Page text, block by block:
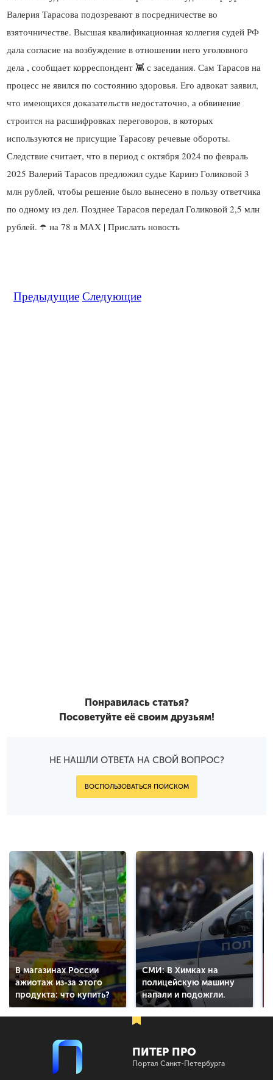
Валерия Тарасова подозревают в посредничестве во
взяточничестве. Высшая квалификационная коллегия судей РФ
дала согласие на возбуждение в отношении него уголовного
дела , сообщает корреспондент 👾 с заседания. Сам Тарасов на
процесс не явился по состоянию здоровья. Его адвокат заявил,
что имеющихся доказательств недостаточно, а обвинение
строится на расшифровках переговоров, в которых
используются не присущие Тарасову речевые обороты.
Следствие считает, что в период с октября 2024 по февраль
2025 Валерий Тарасов предложил судье Каринэ Голиковой 3
млн рублей, чтобы решение было вынесено в пользу ответчика
по одному из дел. Позднее Тарасов передал Голиковой 2,5 млн
Предыдущие Следующие
Понравилась статья?
Посоветуйте её своим друзьям!
НЕ НАШЛИ ОТВЕТА НА СВОЙ ВОПРОС?
ВОСПОЛЬЗОВАТЬСЯ ПОИСКОМ
В магазинах России
ажиотаж из-за этого
продукта: что купить?
СМИ: В Химках на
полицейскую машину
напали и подожгли.
ПИТЕР ПРО
Портал Санкт-Петербурга